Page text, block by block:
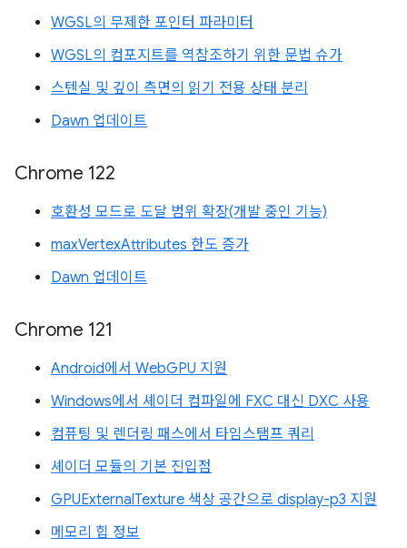
WGSL의 무제한 포인터 파라미터
WGSL의 컴포지트를 역참조하기 위한 문법 슈가
스텐실 및 깊이 측면의 읽기 전용 상태 분리
Dawn 업데이트
Chrome 122
호환성 모드로 도달 범위 확장(개발 중인 기능)
maxVertexAttributes 한도 증가
Dawn 업데이트
Chrome 121
Android에서 WebGPU 지원
Windows에서 셰이더 컴파일에 FXC 대신 DXC 사용
컴퓨팅 및 렌더링 패스에서 타임스탬프 쿼리
셰이더 모듈의 기본 진입점
GPUExternalTexture 색상 공간으로 display-p3 지원
메모리 힙 정보